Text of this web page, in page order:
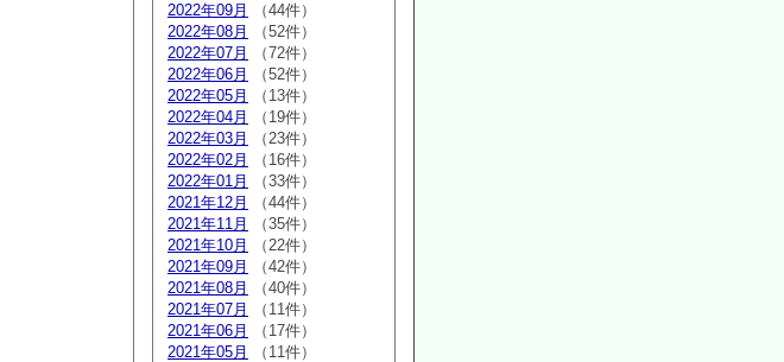
2022年09月
（44件）
2022年08月
（52件）
2022年07月
（72件）
2022年06月
（52件）
2022年05月
（13件）
2022年04月
（19件）
2022年03月
（23件）
2022年02月
（16件）
2022年01月
（33件）
2021年12月
（44件）
2021年11月
（35件）
2021年10月
（22件）
2021年09月
（42件）
2021年08月
（40件）
2021年07月
（11件）
2021年06月
（17件）
2021年05月
（11件）